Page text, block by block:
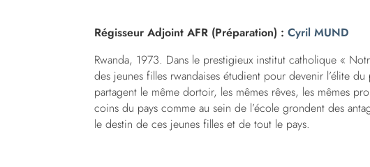
Régisseur Adjoint AFR (Préparation) : Cyril MUND
Rwanda, 1973. Dans le prestigieux institut catholique «
des jeunes filles rwandaises étudient pour devenir l’élite
partagent le même dortoir, les mêmes rêves, les mêmes
coins du pays comme au sein de l’école grondent des
le destin de ces jeunes filles et de tout le pays.